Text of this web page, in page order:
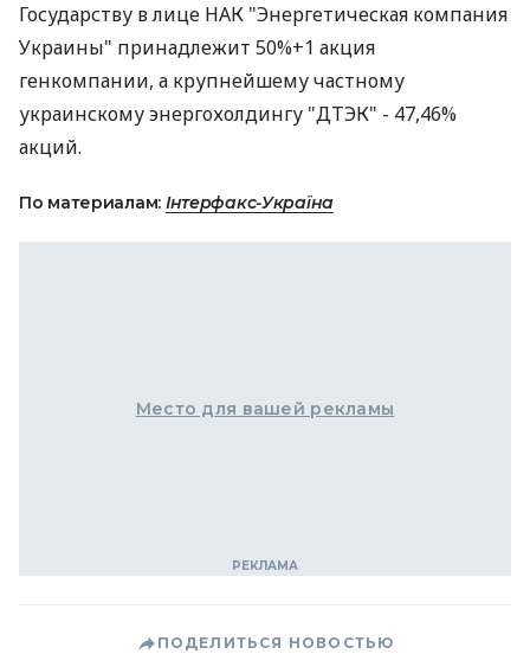
Государству в лице НАК "Энергетическая компания
Украины" принадлежит 50%+1 акция
генкомпании, а крупнейшему частному
украинскому энергохолдингу "ДТЭК" - 47,46%
акций.
По материалам: Інтерфакс-Україна
Место для вашей рекламы
ПОДЕЛИТЬСЯ НОВОСТЬЮ